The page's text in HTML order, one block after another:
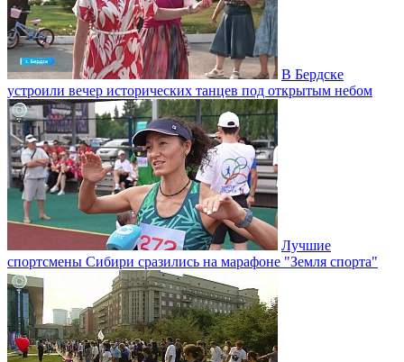
В Бердске
устроили вечер исторических танцев под открытым небом
Лучшие
спортсмены Сибири сразились на марафоне "Земля спорта"